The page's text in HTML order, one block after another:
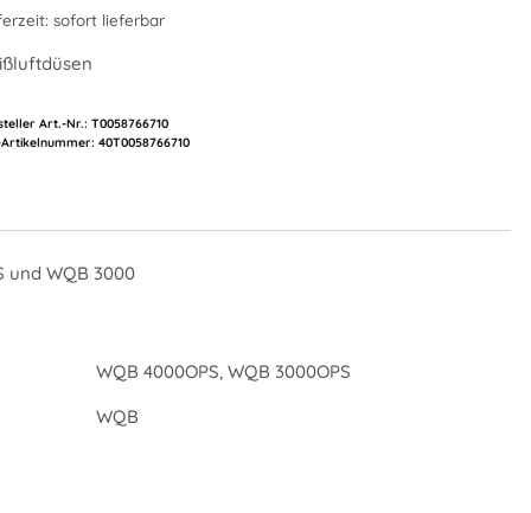
sofort lieferbar
Art.-Nr.: T0058766710
Artikelnummer: 40T0058766710
und WQB 3000
WQB 4000OPS, WQB 3000OPS
WQB